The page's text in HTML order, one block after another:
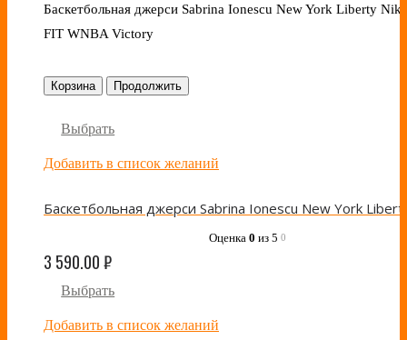
Баскетбольная джерси Sabrina Ionescu New York Liberty
FIT WNBA Victory
Корзина Продолжить
Выбрать
Добавить в список желаний
Оценка 0 из 5 0
3 590.00₽
Выбрать
Добавить в список желаний